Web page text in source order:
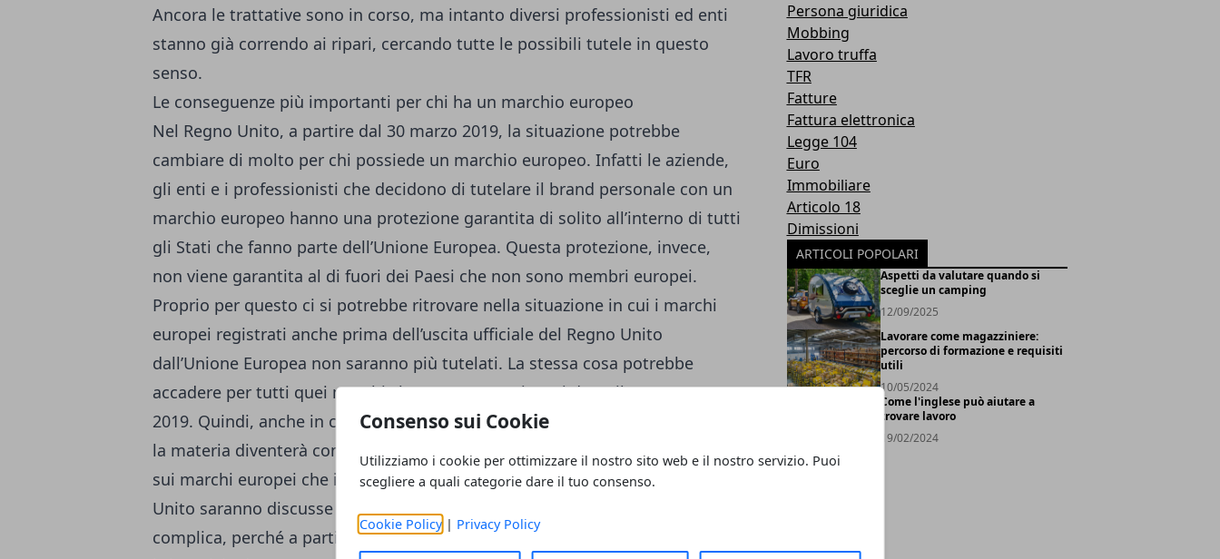
Consenso sui Cookie
Utilizziamo i cookie per ottimizzare il nostro sito web e il nostro servizio. Puoi
scegliere a quali categorie dare il tuo consenso.
Cookie Policy| Privacy Policy
Ancora le trattative sono in corso, ma intanto diversi professionisti ed enti
stanno già correndo ai ripari, cercando tutte le possibili tutele in questo
senso.
Le conseguenze più importanti per chi ha un marchio europeo
Nel Regno Unito, a partire dal 30 marzo 2019, la situazione potrebbe
cambiare di molto per chi possiede un marchio europeo. Infatti le aziende,
gli enti e i professionisti che decidono di tutelare il brand personale con un
marchio europeo hanno una protezione garantita di solito all’interno di tutti
gli Stati che fanno parte dell’Unione Europea. Questa protezione, invece,
non viene garantita al di fuori dei Paesi che non sono membri europei.
Proprio per questo ci si potrebbe ritrovare nella situazione in cui i marchi
europei registrati anche prima dell’uscita ufficiale del Regno Unito
dall’Unione Europea non saranno più tutelati. La stessa cosa potrebbe
accadere per tutti quei marchi che verranno registrati dopo il 30 marzo
2019. Quindi, anche in caso di infrazione che riguardi un marchio europeo,
la materia diventerà competenza della normativa britannica. Le controversie
sui marchi europei che interessano i titolari di tali brand stabiliti nel Regno
Unito saranno discusse nei tribunali dell’Unione Europea. Ma la questione si
complica, perché a partire dal 30 marzo 2019 le misure che i tribunali
Persona giuridica
Mobbing
Lavoro truffa
TFR
Fatture
Fattura elettronica
Legge 104
Euro
Immobiliare
Articolo 18
Dimissioni
ARTICOLI POPOLARI
Aspetti da valutare quando si
sceglie un camping
12/09/2025
Lavorare come magazziniere:
percorso di formazione e requisiti
utili
10/05/2024
Come l'inglese può aiutare a
trovare lavoro
19/02/2024